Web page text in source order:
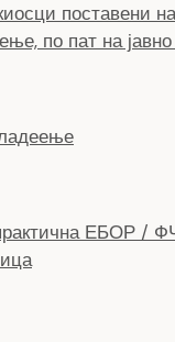
поставени
по пат на
ЕБОР /